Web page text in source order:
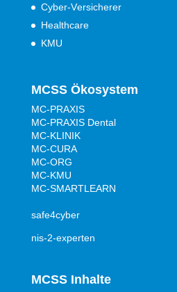
Cyber-Versicherer
Healthcare
KMU
MCSS Ökosystem
MC-PRAXIS
MC-PRAXIS Dental
MC-KLINIK
MC-CURA
MC-ORG
MC-KMU
MC-SMARTLEARN
safe4cyber
nis-2-experten
MCSS Inhalte